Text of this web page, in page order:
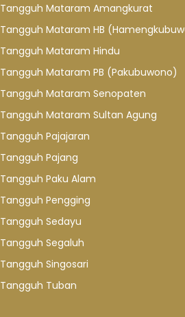
Tangguh Mataram Amangkurat
Tangguh Mataram HB
Tangguh Mataram Hindu
Tangguh Mataram PB (Pakubuwono)
Tangguh Mataram Senopaten
Tangguh Mataram Sultan Agung
Tangguh Pajajaran
Tangguh Pajang
Tangguh Paku Alam
Tangguh Pengging
Tangguh Sedayu
Tangguh Segaluh
Tangguh Singosari
Tangguh Tuban